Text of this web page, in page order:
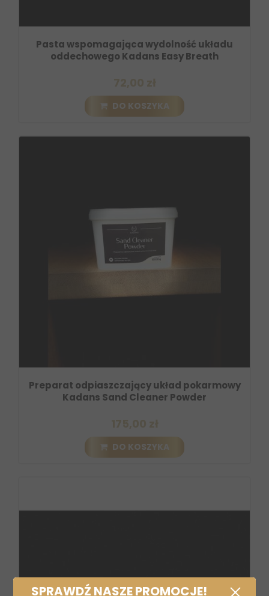
SPRAWDŹ NASZE PROMOCJE!
Pasta wspomagająca wydolność układu
oddechowego Kadans Easy Breath
DO KOSZYKA
Preparat odpiaszczający układ pokarmowy
Kadans Sand Cleaner Powder
DO KOSZYKA